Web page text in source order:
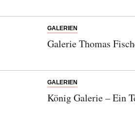
GALERIEN
Galerie Thomas
GALERIEN
König Galerie – Ein